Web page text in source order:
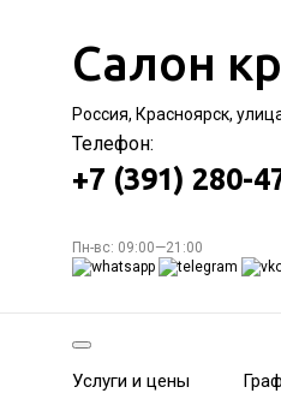
Салон
Россия, Красноярск,
Телефон:
+7 (391) 280-
Пн-вс: 09:00—21:00
Услуги и цены